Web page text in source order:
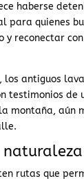
haberse
para quienes
y reconectar
los antiguos
testimonios de
montaña, aún
rutas que